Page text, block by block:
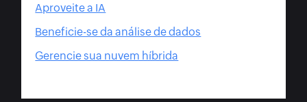
Aproveite a IA
Beneficie-se da análise de dados
Gerencie sua nuvem híbrida